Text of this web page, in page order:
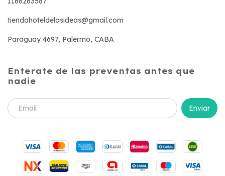
tiendahoteldelasideas@gmail.com
Paraguay 4697, Palermo, CABA
Enterate de las preventas antes que
nadie